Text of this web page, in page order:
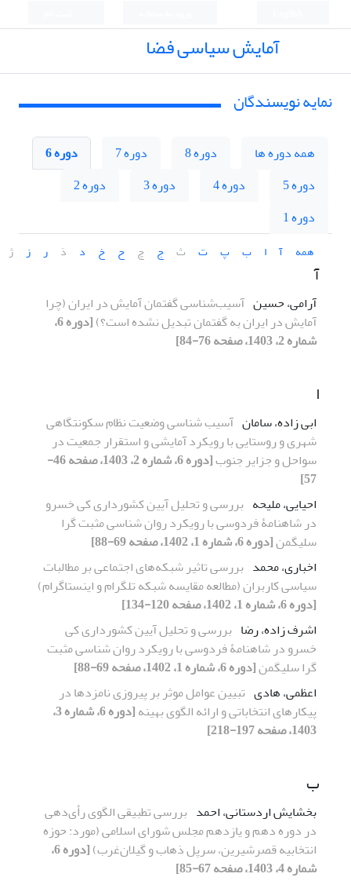
آمایش سیاسی فضا
نمایه نویسندگان
همه دوره ها دوره 8 دوره 7
دوره 6
دوره 5
دوره 4 دوره 3
دوره 2
دوره 1
همه آ ا ب پ ت ث ج چ ح خ د ذ ر ز ژ
آ
آرامی، حسین آسیب‌شناسی گفتمان آمایش در ایران (چرا
آمایش در ایران به گفتمان تبدیل نشده است؟)
[دوره 6،
شماره 2، 1403، صفحه 76-84]
ا
ابی زاده، سامان آسیب شناسی وضعیت نظام سکونتگاهی
شهری و روستایی با رویکرد آمایشی و استقرار جمعیت در
سواحل و جزایر جنوب
[دوره 6، شماره 2، 1403، صفحه 46-
57]
احیایی، ملیحه بررسی و تحلیل آیین کشورداری کی خسرو
در شاهنامۀ فردوسی با رویکرد روان شناسی مثبت گرا
سلیگمن[دوره 6، شماره 1، 1402، صفحه 69-88]
اخباری، محمد بررسی تاثیر شبکه‌های اجتماعی بر مطالبات
سیاسی کاربران (مطالعه مقایسه شبکه تلگرام و اینستاگرام)
[دوره 6، شماره 1، 1402، صفحه 120-134]
اشرف زاده، رضا بررسی و تحلیل آیین کشورداری کی
خسرو در شاهنامۀ فردوسی با رویکرد روان شناسی مثبت
گرا سلیگمن[دوره 6، شماره 1، 1402، صفحه 69-88]
اعظمی، هادی تبیین عوامل موثر بر پیروزی نامزدها در
پیکارهای انتخاباتی و ارائه الگوی بهینه
[دوره 6، شماره 3،
1403، صفحه 197-218]
ب
بخشایش اردستانی، احمد بررسی تطبیقی الگوی رأی‌دهی
در دوره دهم و یازدهم مجلس شورای اسلامی (مورد: حوزه
انتخابیه قصرشیرین، سرپل ذهاب و گیلان‌غرب)
[دوره 6،
شماره 4، 1403، صفحه 67-85]